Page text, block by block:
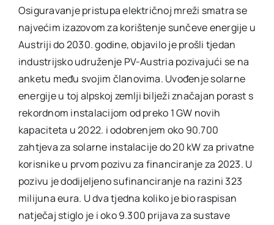
Osiguravanje pristupa električnoj mreži smatra se
najvećim izazovom za korištenje sunčeve energije u
Austriji do 2030. godine, objavilo je prošli tjedan
industrijsko udruženje PV-Austria pozivajući se na
anketu među svojim članovima. Uvođenje solarne
energije u toj alpskoj zemlji bilježi značajan porast s
rekordnom instalacijom od preko 1 GW novih
kapaciteta u 2022. i odobrenjem oko 90.700
zahtjeva za solarne instalacije do 20 kW za privatne
korisnike u prvom pozivu za financiranje za 2023. U
pozivu je dodijeljeno sufinanciranje na razini 323
milijuna eura. U dva tjedna koliko je bio raspisan
natječaj stiglo je i oko 9.300 prijava za sustave